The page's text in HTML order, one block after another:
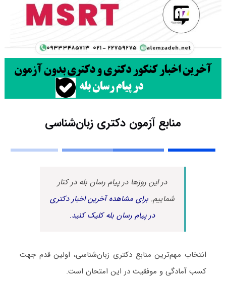
منابع آزمون دکتری زبان‌شناسی
در این روزها در پیام رسان بله در کنار
شماییم.برای مشاهده آخرین اخبار دکتری
در پیام رسان بله کلیک کنید.
انتخاب مهم‌ترین منابع دکتری زبان‌شناسی، اولین قدم جهت
کسب آمادگی و موفقیت در این امتحان است.